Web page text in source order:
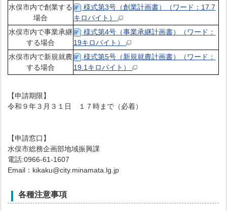
水俣市内で創業する
場合
様式第3号（創業計画書）（ワード：17.7
キロバイト）
水俣市内で事業承継
する場合
様式第4号（事業承継計画書）（ワード：
19キロバイト）
水俣市内で新規就農
する場合
様式第5号（新規就農計画書）（ワード：
19.1キロバイト）
【申請期限】
令和９年３月３１日 １７時まで（必着）
【申請窓口】
水俣市総務企画部地域振興課
電話:0966-61-1607
Email：kikaku@city.minamata.lg.jp
各種注意事項